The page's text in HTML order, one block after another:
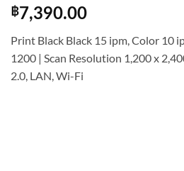
฿7,390.00
Print Black Black 15 ipm, Color 10
1200 | Scan Resolution 1,200 x
2.0, LAN, Wi-Fi